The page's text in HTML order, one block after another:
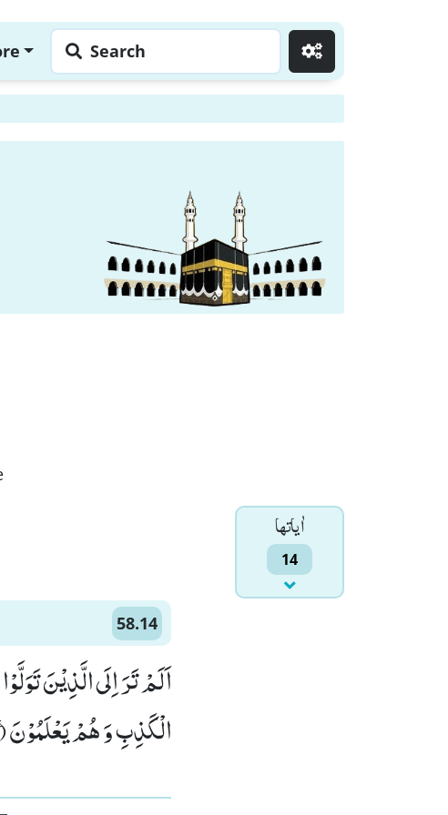
Search
اٰياتها
14
58.14
اَلَمْ تَرَ اِلَى الَّذِیْنَ
الْكَذِبِ وَ هُمْ یَعْلَمُوْنَۚ (14)